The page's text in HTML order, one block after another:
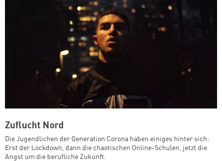
Zuflucht Nord
Die Jugendlichen der Generation Corona haben einiges hinter sich:
Erst der Lockdown, dann die chaotischen Online-Schulen, jetzt die
Angst um die berufliche Zukunft.